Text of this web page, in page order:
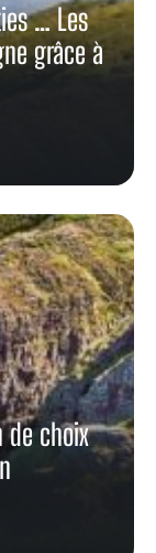
… Les
grâce à
de choix